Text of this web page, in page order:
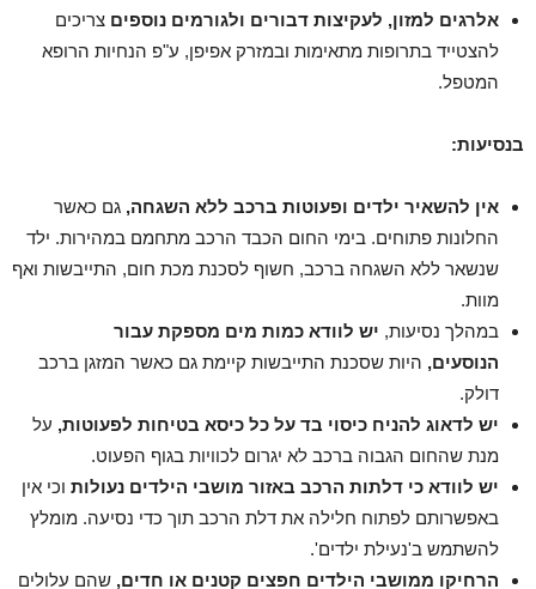
אלרגים למזון, לעקיצות דבורים ולגורמים נוספים צריכים
להצטייד בתרופות מתאימות ובמזרק אפיפן, ע"פ הנחיות הרופא
המטפל.
בנסיעות:
אין להשאיר ילדים ופעוטות ברכב ללא השגחה, גם כאשר
החלונות פתוחים. בימי החום הכבד הרכב מתחמם במהירות. ילד
שנשאר ללא השגחה ברכב, חשוף לסכנת מכת חום, התייבשות ואף
מוות.
במהלך נסיעות, יש לוודא כמות מים מספקת עבור
הנוסעים, היות שסכנת התייבשות קיימת גם כאשר המזגן ברכב
דולק.
יש לדאוג להניח כיסוי בד על כל כיסא בטיחות לפעוטות, על
מנת שהחום הגבוה ברכב לא יגרום לכוויות בגוף הפעוט.
יש לוודא כי דלתות הרכב באזור מושבי הילדים נעולות וכי אין
באפשרותם לפתוח חלילה את דלת הרכב תוך כדי נסיעה. מומלץ
להשתמש ב'נעילת ילדים'.
הרחיקו ממושבי הילדים חפצים קטנים או חדים, שהם עלולים